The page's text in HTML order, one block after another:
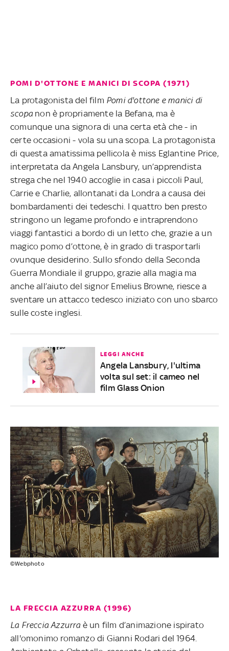
POMI D'OTTONE E MANICI DI SCOPA (1971)
La protagonista del film Pomi d'ottone e manici di
scopanon è propriamente la Befana, ma è
comunque una signora di una certa età che - in
certe occasioni - vola su una scopa. La protagonista
di questa amatissima pellicola è miss Eglantine Price,
interpretata da Angela Lansbury, un’apprendista
strega che nel 1940 accoglie in casa i piccoli Paul,
Carrie e Charlie, allontanati da Londra a causa dei
bombardamenti dei tedeschi. I quattro ben presto
stringono un legame profondo e intraprendono
viaggi fantastici a bordo di un letto che, grazie a un
magico pomo d’ottone, è in grado di trasportarli
ovunque desiderino. Sullo sfondo della Seconda
Guerra Mondiale il gruppo, grazie alla magia ma
anche all’aiuto del signor Emelius Browne, riesce a
sventare un attacco tedesco iniziato con uno sbarco
sulle coste inglesi.
LEGGI ANCHE
Angela Lansbury, l'ultima
volta sul set: il cameo nel
film Glass Onion
©Webphoto
LA FRECCIA AZZURRA (1996)
La Freccia Azzurra è un film d’animazione ispirato
all'omonimo romanzo di Gianni Rodari del 1964.